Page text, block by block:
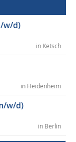
w/d)
in Ketsch
in Heidenheim
w/d)
in Berlin